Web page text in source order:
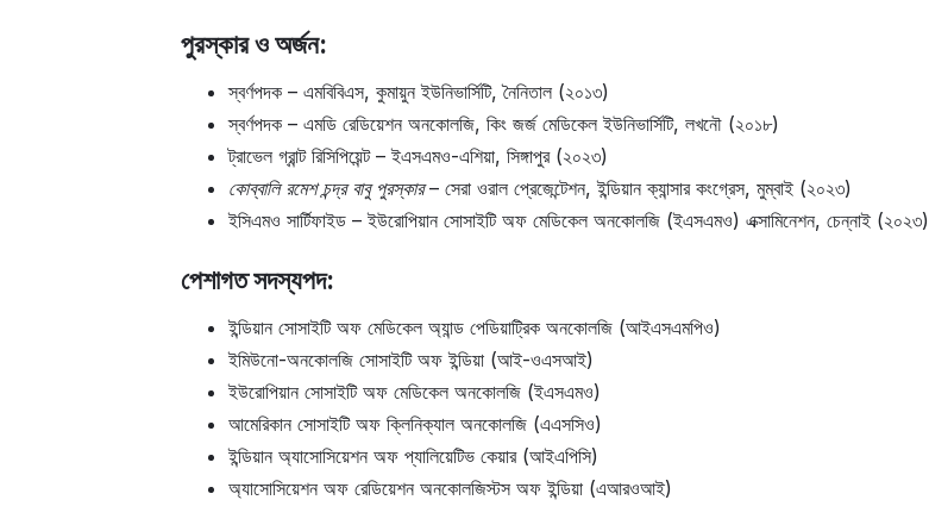
পুরস্কার ও অর্জন:
স্বর্ণপদক – এমবিবিএস, কুমায়ুন ইউনিভার্সিটি, নৈনিতাল (২০১৩)
স্বর্ণপদক – এমডি রেডিয়েশন অনকোলজি, কিং জর্জ মেডিকেল ইউনিভার্সিটি, লখনৌ (২০১৮)
ট্রাভেল গ্রান্ট রিসিপিয়েন্ট – ইএসএমও-এশিয়া, সিঙ্গাপুর (২০২৩)
কোব্বালি রমেশ চন্দ্র বাবু পুরস্কার– সেরা ওরাল প্রেজেন্টেশন, ইন্ডিয়ান ক্যান্সার কংগ্রেস, মুম্বাই (২০২৩)
ইসিএমও সার্টিফাইড – ইউরোপিয়ান সোসাইটি অফ মেডিকেল অনকোলজি (ইএসএমও) এক্সামিনেশন, চেন্নাই (২০২৩)
পেশাগত সদস্যপদ:
ইন্ডিয়ান সোসাইটি অফ মেডিকেল অ্যান্ড পেডিয়াট্রিক অনকোলজি (আইএসএমপিও)
ইমিউনো-অনকোলজি সোসাইটি অফ ইন্ডিয়া (আই-ওএসআই)
ইউরোপিয়ান সোসাইটি অফ মেডিকেল অনকোলজি (ইএসএমও)
আমেরিকান সোসাইটি অফ ক্লিনিক্যাল অনকোলজি (এএসসিও)
ইন্ডিয়ান অ্যাসোসিয়েশন অফ প্যালিয়েটিভ কেয়ার (আইএপিসি)
অ্যাসোসিয়েশন অফ রেডিয়েশন অনকোলজিস্টস অফ ইন্ডিয়া (এআরওআই)